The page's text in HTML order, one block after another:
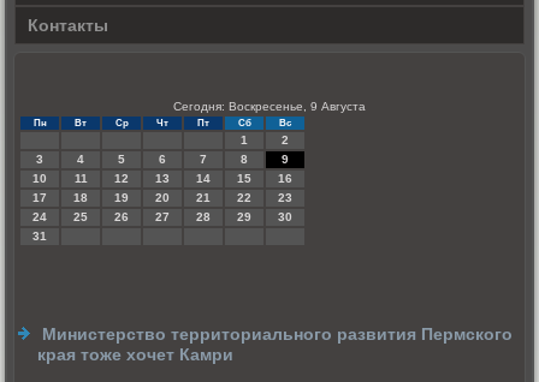
Контакты
Сегодня: Воскресенье, 9 Августа
Пн Вт Ср Чт Пт Сб Вс
1
2
3
4 5 6 7 8
9
10
11 12 13 14 15
16
17
18 19 20 21 22
23
24
25 26 27 28 29
30
31
Министерство территориального развития Пермского
края тоже хочет Камри